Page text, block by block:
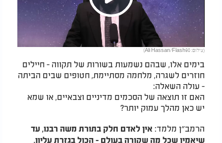
Play
Video
(צילום: Ali Hassan/Flash90)
בימים אלו, שבהם נשמעות בשורות של תקווה - חיילים
חוזרים לשגרה, מלחמה מסתיימת, חטופים שבים הביתה
- עולה השאלה:
האם זו תוצאה של הסכמים מדיניים וצבאיים, או שמא
יש כאן מהלך עמוק יותר?
הרמב״ן מלמד: אין לאדם חלק בתורת משה רבנו, עד
שיאמין שכל מה שקורה בעולם - הכול בגזרת עליון.